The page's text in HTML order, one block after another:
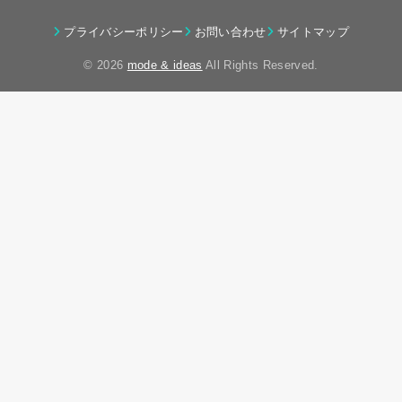
プライバシーポリシー お問い合わせ サイトマップ
© 2026 mode & ideas All Rights Reserved.